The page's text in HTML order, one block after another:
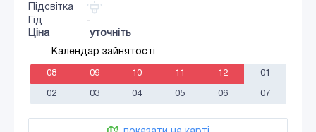
Підсвітка
Гід
-
Ціна
уточніть
Календар зайнятості
08 09 10 11 12 01
02 03 04 05 06 07